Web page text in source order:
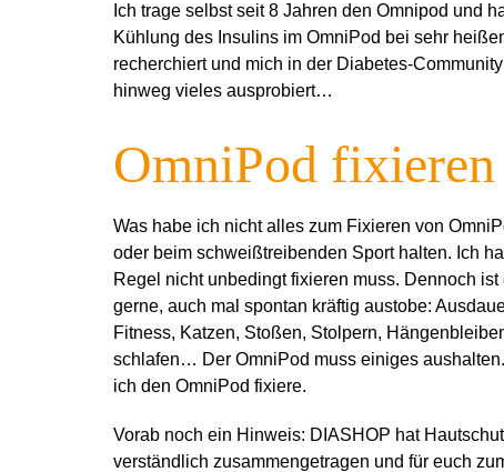
Ich trage selbst seit 8 Jahren den Omnipod und
Kühlung des Insulins im OmniPod bei sehr
recherchiert und mich in der Diabetes-
hinweg vieles ausprobiert…
OmniPod fixieren
Was habe ich nicht alles zum Fixieren von
oder beim schweißtreibenden Sport halten. Ich
Regel nicht unbedingt fixieren muss. Dennoch
gerne, auch mal spontan kräftig austobe:
Fitness, Katzen, Stoßen, Stolpern,
schlafen… Der OmniPod muss einiges
ich den OmniPod fixiere.
Vorab noch ein Hinweis: DIASHOP hat
verständlich zusammengetragen und für euch